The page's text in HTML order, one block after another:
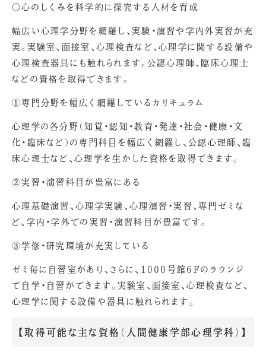
〇心のしくみを科学的に探究する人材を育成
幅広い心理学分野を網羅し、実験・演習や学内外実習が充
実。実験室、面接室、心理検査など、心理学に関する設備や
心理検査器具にも触れられます。公認心理師、臨床心理士
などの資格を取得できます。
①専門分野を幅広く網羅しているカリキュラム
心理学の各分野（知覚・認知・教育・発達・社会・健康・文
化・臨床など）の専門科目を幅広く網羅し、公認心理師、臨
床心理士など、心理学を生かした資格を取得できます。
②実習・演習科目が豊富にある
心理基礎演習、心理学実験、心理演習・実習、専門ゼミな
ど、学内・学外での実習・演習科目が豊富です。
③学修・研究環境が充実している
ゼミ毎に自習室があり、さらに、1000号館6Fのラウンジ
で自学・自習ができます。実験室、面接室、心理検査など、
心理学に関する設備や器具に触れられます。
【取得可能な主な資格（人間健康学部心理学科）】